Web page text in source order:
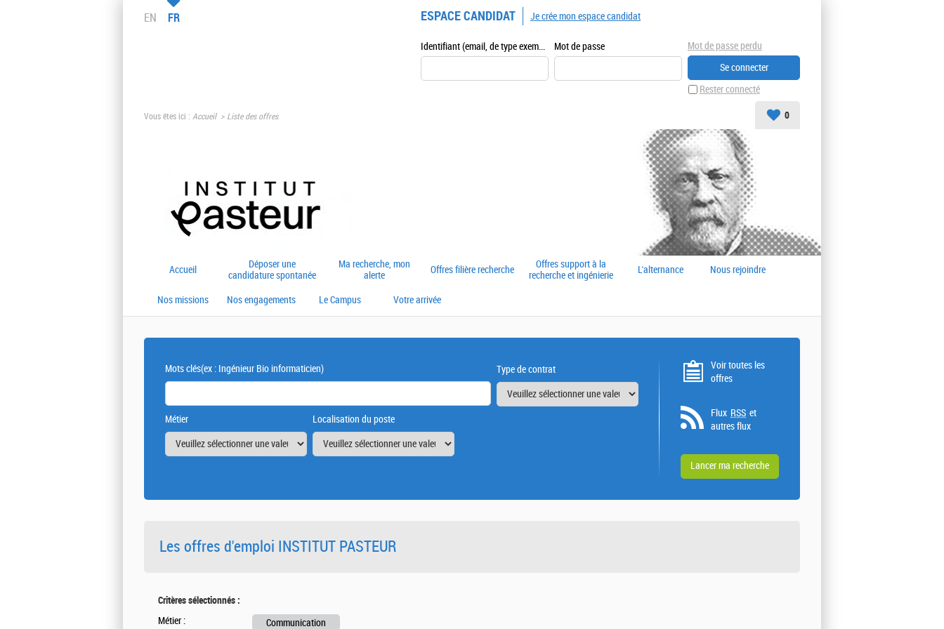
EN FR ESPACE CANDIDAT
Identifiant (email, de type exemple@exemple.fr) Mot de passe
Rester connecté
Mot de passe perdu
Je crée mon espace candidat
Vous êtes ici : Accueil Liste des offres 0
Accueil
Déposer une
candidature spontanée
Ma recherche, mon
alerte
Offres filière recherche
Offres support à la
recherche et ingénierie
L'alternance Nous rejoindre
Nos missions Nos engagements Le Campus Votre arrivée
Mots clés(ex : Ingénieur Bio informaticien) Type de contrat
Métier Localisation du poste
Voir toutes les
offres
Flux RSS et
autres flux
Les offres d'emploi INSTITUT PASTEUR
Critères sélectionnés :
Métier : Communication